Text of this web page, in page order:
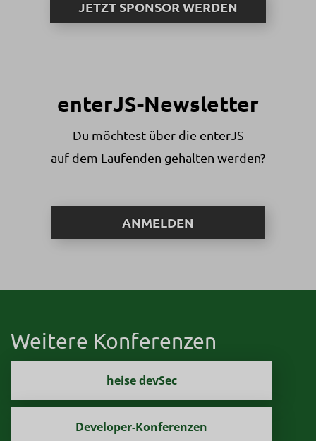
JETZT SPONSOR WERDEN
enterJS-Newsletter
Du möchtest über die enterJS
auf dem Laufenden gehalten werden?
ANMELDEN
Weitere Konferenzen
heise devSec
Developer-Konferenzen